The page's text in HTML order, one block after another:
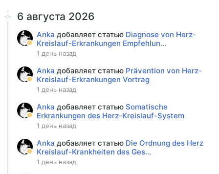
6 августа 2026
Anka добавляет статью Diagnose von Herz-
Kreislauf-Erkrankungen Empfehlun...
1 день назад
Anka добавляет статью Prävention von Herz-
Kreislauf-Erkrankungen Vortrag
1 день назад
Anka добавляет статью Somatische
Erkrankungen des Herz-Kreislauf-System
1 день назад
Anka добавляет статью Die Ordnung des Herz
Kreislauf-Krankheiten des Ges...
1 день назад